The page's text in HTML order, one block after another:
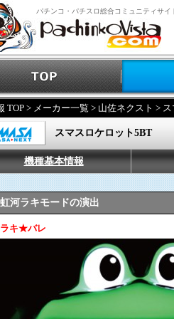
パチンコ・パチスロ総合コミュニティサイ
TOP> メーカー一覧 > 山佐ネクスト >
スマスロケロット5BT
機種基本情報
虹河ラキモードの演出
ラキ★バレ